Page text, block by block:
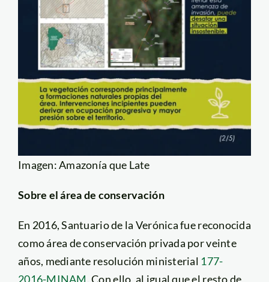
Imagen: Amazonía que Late
Sobre el área de conservación
En 2016, Santuario de la Verónica fue reconocida
como área de conservación privada por veinte
años, mediante resolución ministerial 177-
2016-MINAM . Con ello, al igual que el resto de